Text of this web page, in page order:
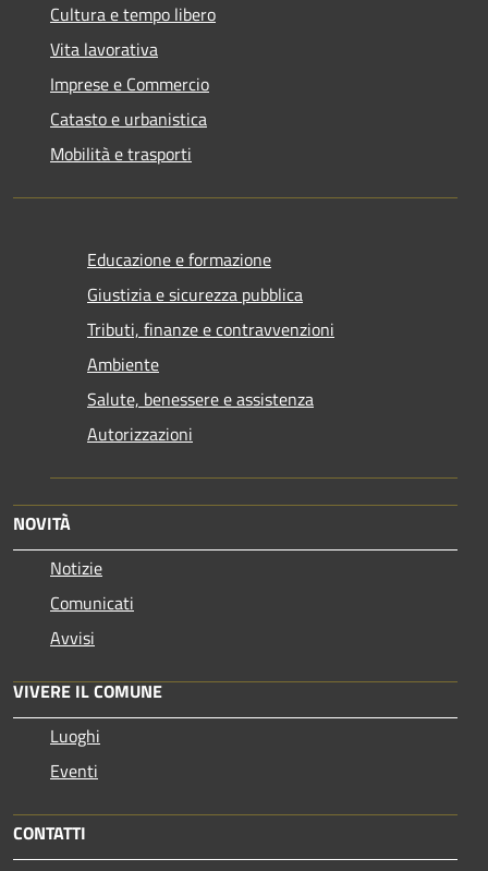
Cultura e tempo libero
Vita lavorativa
Imprese e Commercio
Catasto e urbanistica
Mobilità e trasporti
Educazione e formazione
Giustizia e sicurezza pubblica
Tributi, finanze e contravvenzioni
Ambiente
Salute, benessere e assistenza
Autorizzazioni
NOVITÀ
Notizie
Comunicati
Avvisi
VIVERE IL COMUNE
Luoghi
Eventi
CONTATTI